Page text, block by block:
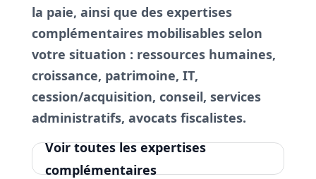
la paie, ainsi que des expertises
complémentaires mobilisables selon
votre situation : ressources humaines,
croissance, patrimoine,IT,
cession/acquisition,conseil,services
administratifs,avocats fiscalistes.
Voir toutes les expertises
complémentaires